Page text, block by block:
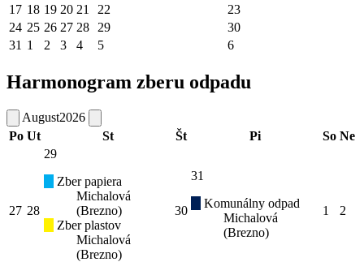
17 18 19 20 21 22
23
24 25 26 27 28 29
30
31 1 2 3 4 5 6
Harmonogram zberu odpadu
August2026
Po Ut St Št Pi So Ne
27 28
29
Zber papiera
Michalová
(Brezno)
Zber plastov
Michalová
(Brezno)
30
31
Komunálny odpad
Michalová
(Brezno)
1 2